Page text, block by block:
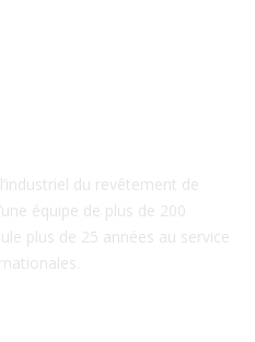
du revêtement de
équipe de plus de 200
plus de 25 années au service